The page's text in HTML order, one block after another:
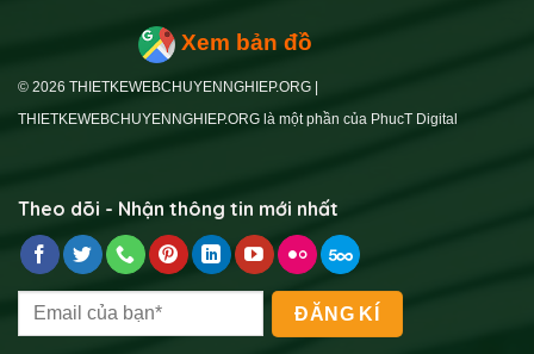
Xem bản đồ
© 2026 THIETKEWEBCHUYENNGHIEP.ORG |
THIETKEWEBCHUYENNGHIEP.ORG là một phần của PhucT Digital
Theo dõi - Nhận thông tin mới nhất